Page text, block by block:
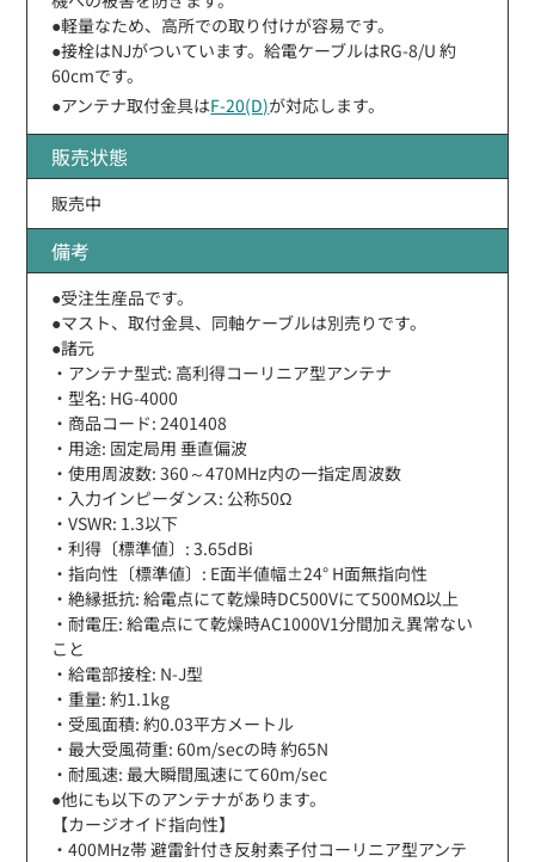
●軽量なため、高所での取り付けが容易です。
●接栓はNJがついています。給電ケーブルはRG-8/U 約
60cmです。
●アンテナ取付金具はF-20(D)が対応します。
販売状態
販売中
備考
●受注生産品です。
●マスト、取付金具、同軸ケーブルは別売りです。
●諸元
・アンテナ型式: 高利得コーリニア型アンテナ
・型名: HG-4000
・商品コード: 2401408
・用途: 固定局用 垂直偏波
・使用周波数: 360～470MHz内の一指定周波数
・入力インピーダンス: 公称50Ω
・VSWR: 1.3以下
・利得〔標準値〕: 3.65dBi
・指向性〔標準値〕: E面半値幅±24° H面無指向性
・絶縁抵抗: 給電点にて乾燥時DC500Vにて500MΩ以上
・耐電圧: 給電点にて乾燥時AC1000V1分間加え異常ない
こと
・給電部接栓: N-J型
・重量: 約1.1kg
・受風面積: 約0.03平方メートル
・最大受風荷重: 60m/secの時 約65N
・耐風速: 最大瞬間風速にて60m/sec
●他にも以下のアンテナがあります。
【カージオイド指向性】
・400MHz帯 避雷針付き反射素子付コーリニア型アンテ